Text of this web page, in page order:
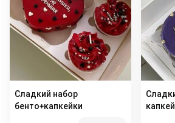
Сладкий набор
бенто+капкейки
Сладкий набор